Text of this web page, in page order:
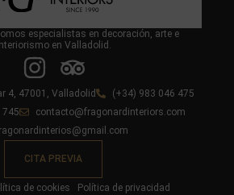
especialistas en decoración, arte e
en Valladolid.
4, 47001, Valladolid
(+34) 983 046 475
745
contacto@fragonardinteriors.com
CITA PREVIA
de cookies Política de privacidad